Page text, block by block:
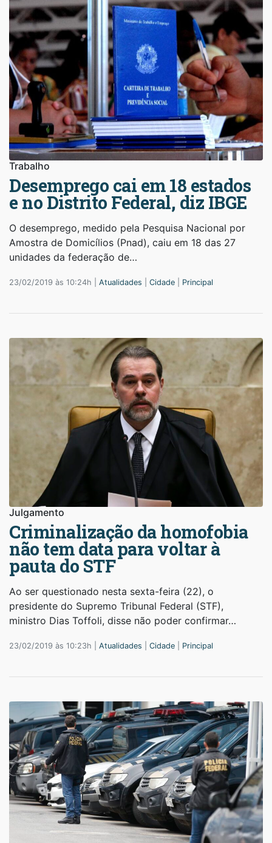
Trabalho
Desemprego cai em 18 estados
e no Distrito Federal, diz IBGE
O desemprego, medido pela Pesquisa Nacional por
Amostra de Domicílios (Pnad), caiu em 18 das 27
unidades da federação de…
23/02/2019 às 10:24h | Atualidades Cidade Principal
Julgamento
Criminalização da homofobia
não tem data para voltar à
pauta do STF
Ao ser questionado nesta sexta-feira (22), o
presidente do Supremo Tribunal Federal (STF),
ministro Dias Toffoli, disse não poder confirmar…
23/02/2019 às 10:23h | Atualidades Cidade Principal